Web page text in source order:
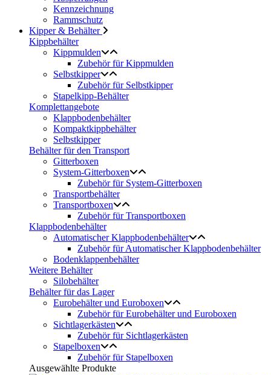
Kennzeichnung
Rammschutz
Kipper & Behälter
Kippbehälter
Kippmulden
Zubehör für Kippmulden
Selbstkipper
Zubehör für Selbstkipper
Stapelkipp-Behälter
Komplettangebote
Klappbodenbehälter
Kompaktkippbehälter
Selbstkipper
Behälter für den Transport
Gitterboxen
System-Gitterboxen
Zubehör für System-Gitterboxen
Transportbehälter
Transportboxen
Zubehör für Transportboxen
Klappbodenbehälter
Automatischer Klappbodenbehälter
Zubehör für Automatischer Klappbodenbehälter
Bodenklappenbehälter
Weitere Behälter
Silobehälter
Behälter für das Lager
Eurobehälter und Euroboxen
Zubehör für Eurobehälter und Euroboxen
Sichtlagerkästen
Zubehör für Sichtlagerkästen
Stapelboxen
Zubehör für Stapelboxen
Ausgewählte Produkte